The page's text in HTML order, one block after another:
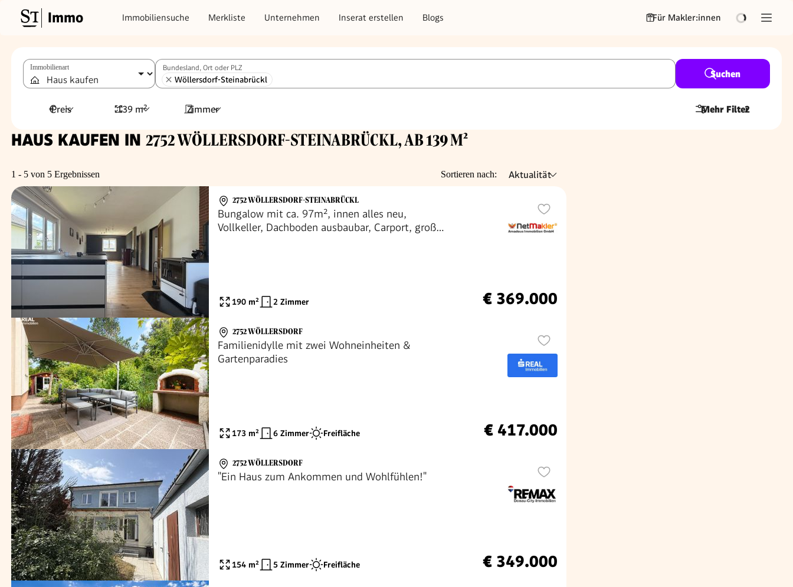
Immo Immobiliensuche Merkliste Unternehmen Inserat erstellen Blogs Für Makler:innen
Immobilienart Bundesland, Ort oder PLZ
Wöllersdorf-Steinabrückl
Suchen
Preis 139 m² Zimmer Mehr Filter
2
HAUS KAUFEN IN 2752 WÖLLERSDORF-STEINABRÜCKL, AB 139 M²
1 - 5 von 5 Ergebnissen Sortieren nach: Aktualität
2752 WÖLLERSDORF-STEINABRÜCKL
Bungalow mit ca. 97m², innen alles neu,
Vollkeller, Dachboden ausbaubar, Carport, großer
190 m² 2 Zimmer € 369.000
2752 WÖLLERSDORF
Familienidylle mit zwei Wohneinheiten &
Gartenparadies
173 m² 6 Zimmer Freifläche € 417.000
2752 WÖLLERSDORF
"Ein Haus zum Ankommen und Wohlfühlen!"
154 m² 5 Zimmer Freifläche € 349.000